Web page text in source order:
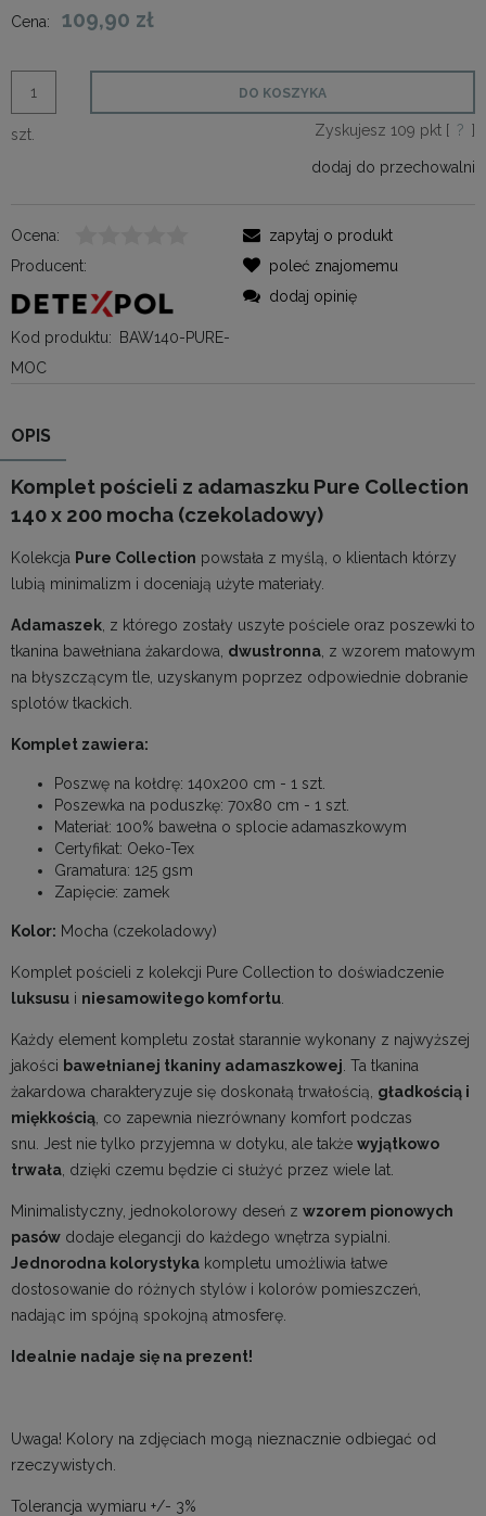
Cena: 109,90 zł
szt.
DO KOSZYKA
Zyskujesz 109 pkt [ ? ]
dodaj do przechowalni
Ocena:
Producent:
Kod produktu:
BAW140-PURE-
MOC
zapytaj o produkt
poleć znajomemu
dodaj opinię
OPIS
Komplet pościeli z adamaszku Pure Collection
140 x 200 mocha (czekoladowy)
Kolekcja Pure Collection powstała z myślą, o klientach którzy
lubią minimalizm i doceniają użyte materiały.
Adamaszek , z którego zostały uszyte pościele oraz poszewki to
tkanina bawełniana żakardowa, dwustronna , z wzorem matowym
na błyszczącym tle, uzyskanym poprzez odpowiednie dobranie
splotów tkackich.
Komplet zawiera:
Poszwę na kołdrę: 140x200 cm - 1 szt.
Poszewka na poduszkę: 70x80 cm - 1 szt.
Materiał: 100% bawełna o splocie adamaszkowym
Certyfikat: Oeko-Tex
Gramatura: 125 gsm
Zapięcie: zamek
Kolor: Mocha (czekoladowy)
Komplet pościeli z kolekcji Pure Collection to doświadczenie
luksusu i niesamowitego komfortu
Każdy element kompletu został starannie wykonany z najwyższej
jakości bawełnianej tkaniny adamaszkowej . Ta tkanina
żakardowa charakteryzuje się doskonałą trwałością, gładkością i
miękkością , co zapewnia niezrównany komfort podczas
snu. Jest nie tylko przyjemna w dotyku, ale także wyjątkowo
trwała , dzięki czemu będzie ci służyć przez wiele lat.
Minimalistyczny, jednokolorowy deseń z wzorem pionowych
pasów dodaje elegancji do każdego wnętrza sypialni.
Jednorodna kolorystyka kompletu umożliwia łatwe
dostosowanie do różnych stylów i kolorów pomieszczeń,
nadając im spójną spokojną atmosferę.
Idealnie nadaje się na prezent!
Uwaga! Kolory na zdjęciach mogą nieznacznie odbiegać od
rzeczywistych.
Tolerancja wymiaru +/- 3%